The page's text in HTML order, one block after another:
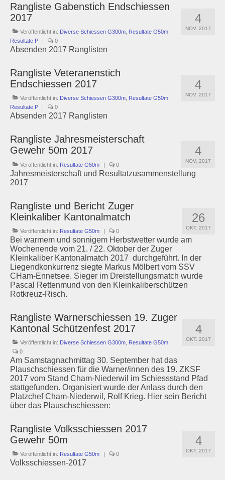
Fotogalerie
Links
4
NOV. 2017
Rangliste Gabenstich Endschiessen
2017
Veröffentlicht in: Diverse Schiessen G300m Resultate G50m
Resultate P
0
Absenden 2017 Ranglisten
4
NOV. 2017
Rangliste Veteranenstich
Endschiessen 2017
Veröffentlicht in: Diverse Schiessen G300m, Resultate G50m,
Resultate P
0
Absenden 2017 Ranglisten
4
NOV. 2017
Rangliste Jahresmeisterschaft
Gewehr 50m 2017
Veröffentlicht in: Resultate G50m | 0
Jahresmeisterschaft und Resultatzusammenstellung
2017
26
OKT. 2017
Rangliste und Bericht Zuger
Kleinkaliber Kantonalmatch
Veröffentlicht in: Resultate G50m | 0
Bei warmem und sonnigem Herbstwetter wurde am
Wochenende vom 21. / 22. Oktober der Zuger
Kleinkaliber Kantonalmatch 2017 durchgeführt. In der
Liegendkonkurrenz siegte Markus Mölbert vom SSV
CHam-Ennetsee. Sieger im Dreistellungsmatch wurde
Pascal Rettenmund von den Kleinkaliberschützen
Rotkreuz-Risch.
4
OKT. 2017
Rangliste Warnerschiessen 19. Zuger
Kantonal Schützenfest 2017
Veröffentlicht in: Diverse Schiessen G300m Resultate G50m
|
0
Am Samstagnachmittag 30. September hat das
Plauschschiessen für die Warner/innen des 19. ZKSF
2017 vom Stand Cham-Niederwil im Schiessstand Pfad
stattgefunden. Organisiert wurde der Anlass durch den
Platzchef Cham-Niederwil, Rolf Krieg. Hier sein Bericht
über das Plauschschiessen:
4
OKT. 2017
Rangliste Volksschiessen 2017
Gewehr 50m
Veröffentlicht in: Resultate G50m | 0
Volksschiessen-2017